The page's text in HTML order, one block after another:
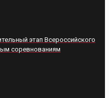
этап Всероссийского
соревнованиям